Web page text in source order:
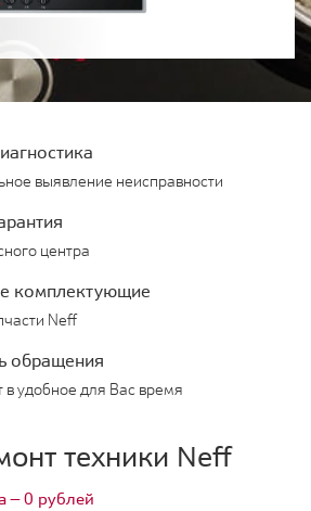
выявление неисправности
центра
комплектующие
Neff
обращения
в удобное для Вас время
техники Neff
— 0 рублей